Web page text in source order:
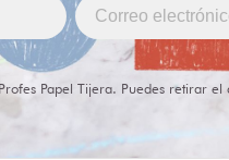
Papel Tijera. Puedes retirar